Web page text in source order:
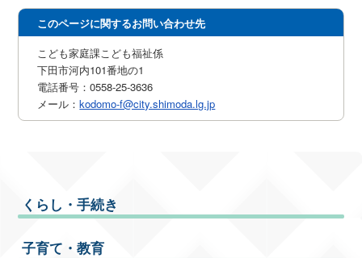
このページに関するお問い合わせ先
こども家庭課こども福祉係
下田市河内101番地の1
電話番号：0558-25-3636
メール：kodomo-f@city.shimoda.lg.jp
くらし・手続き
子育て・教育